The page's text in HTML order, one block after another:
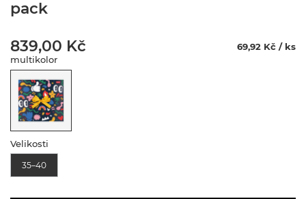
pack
839,00 Kč
69,92 Kč / ks
multikolor
Velikosti
35–40